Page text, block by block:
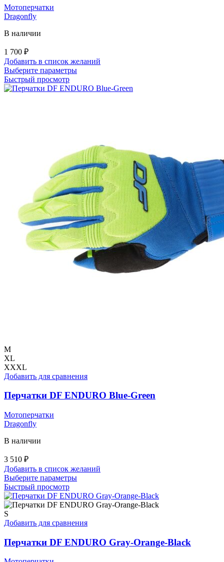
Мотоперчатки
Dragonfly
В наличии
1 700 ₽
Добавить в список желаний
Выберите параметрыЭтот
имеет
странице
товара.
Быстрый просмотр
M
XL
XXXL
Добавить для сравнения
Перчатки DF ENDURO Blue-Green
Мотоперчатки
Dragonfly
В наличии
3 510 ₽
Добавить в список желаний
Выберите параметрыЭтот
имеет
несколько
Опции
выбрать
на
Быстрый просмотр
S
Добавить для сравнения
Перчатки DF ENDURO Gray-Orange-Black